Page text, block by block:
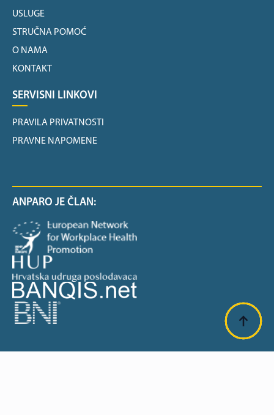
USLUGE
STRUČNA POMOĆ
O NAMA
KONTAKT
SERVISNI LINKOVI
PRAVILA PRIVATNOSTI
PRAVNE NAPOMENE
ANPARO JE ČLAN: